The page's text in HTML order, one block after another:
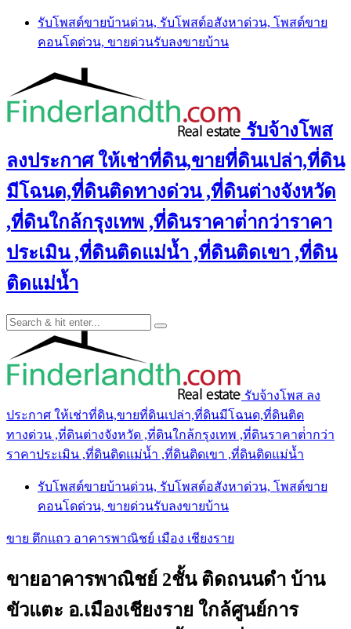
Skip
content
รับโพสต์ขายบ้านด่วน, รับโพสต์อสังหาด่วน, โพสต์ขาย
คอนโดด่วน, ขายด่วนรับลงขายบ้าน
รับจ้างโพส
ลงประกาศ ให้เช่าที่ดิน,ขายที่ดินเปล่า,ที่ดิน
มีโฉนด,ที่ดินติดทางด่วน ,ที่ดินต่างจังหวัด
,ที่ดินใกล้กรุงเทพ ,ที่ดินราคาต่ํากว่าราคา
ประเมิน ,ที่ดินติดแม่น้ำ ,ที่ดินติดเขา ,ที่ดิน
ติดแม่น้ำ
รับจ้างโพส ลง
ประกาศ ให้เช่าที่ดิน,ขายที่ดินเปล่า,ที่ดินมีโฉนด,ที่ดินติด
ทางด่วน ,ที่ดินต่างจังหวัด ,ที่ดินใกล้กรุงเทพ ,ที่ดินราคาต่ํากว่า
ราคาประเมิน ,ที่ดินติดแม่น้ำ ,ที่ดินติดเขา ,ที่ดินติดแม่น้ำ
รับโพสต์ขายบ้านด่วน, รับโพสต์อสังหาด่วน, โพสต์ขาย
คอนโดด่วน, ขายด่วนรับลงขายบ้าน
ขาย ตึกแถว อาคารพาณิชย์ เมือง เชียงราย
ขายอาคารพาณิชย์ 2ชั้น ติดถนนดำ บ้าน
ขัวแตะ อ.เมืองเชียงราย ใกล้ศูนย์การ